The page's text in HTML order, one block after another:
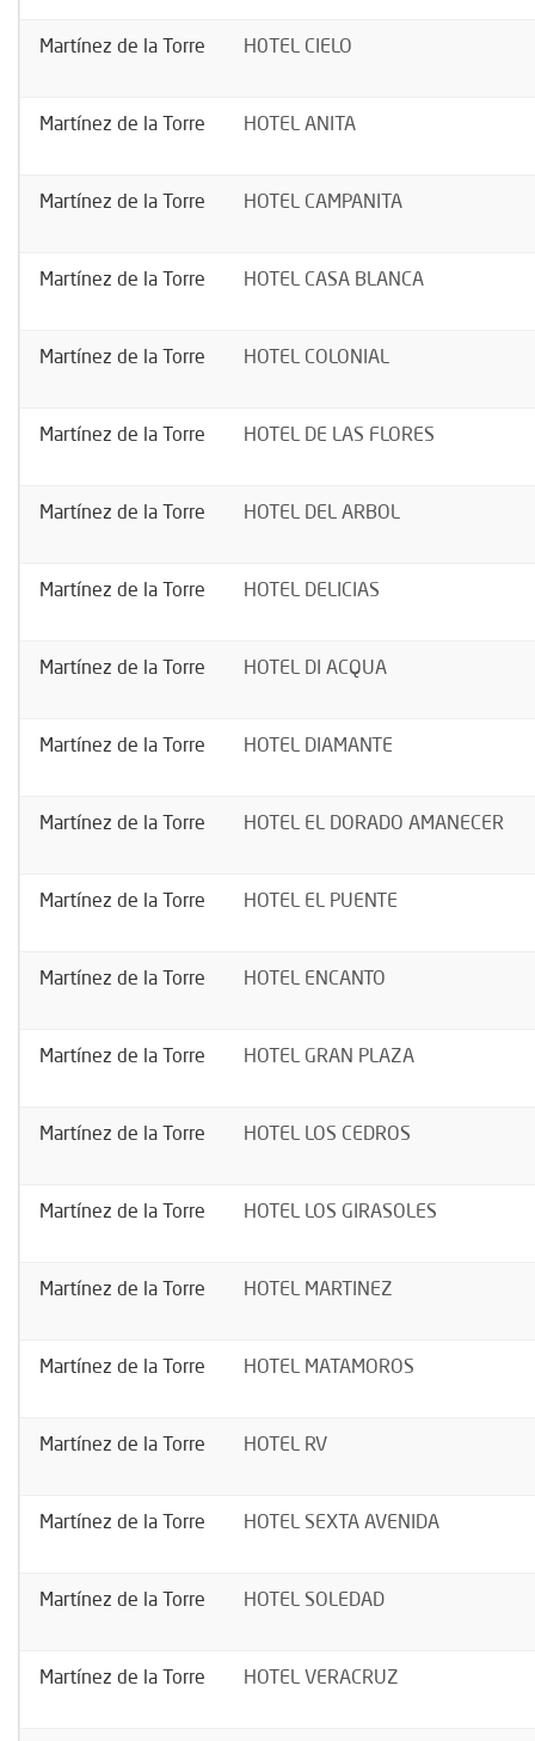
Martínez de la Torre H0TEL CIELO
Martínez de la Torre HOTEL ANITA
Martínez de la Torre HOTEL CAMPANITA
Martínez de la Torre HOTEL CASA BLANCA
Martínez de la Torre HOTEL COLONIAL
Martínez de la Torre HOTEL DE LAS FLORES
Martínez de la Torre HOTEL DEL ARBOL
Martínez de la Torre HOTEL DELICIAS
Martínez de la Torre HOTEL DI ACQUA
Martínez de la Torre HOTEL DIAMANTE
Martínez de la Torre HOTEL EL DORADO AMANECER
Martínez de la Torre HOTEL EL PUENTE
Martínez de la Torre HOTEL ENCANTO
Martínez de la Torre HOTEL GRAN PLAZA
Martínez de la Torre HOTEL LOS CEDROS
Martínez de la Torre HOTEL LOS GIRASOLES
Martínez de la Torre HOTEL MARTINEZ
Martínez de la Torre HOTEL MATAMOROS
Martínez de la Torre HOTEL RV
Martínez de la Torre HOTEL SEXTA AVENIDA
Martínez de la Torre HOTEL SOLEDAD
Martínez de la Torre HOTEL VERACRUZ